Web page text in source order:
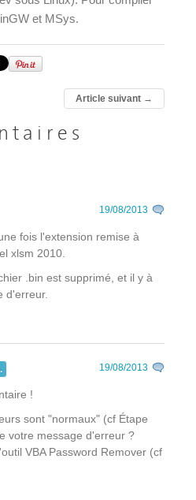
et MSys.
Article suivant→
19/08/2013
fois l'extension remise à
xlsm 2010.
.bin est supprimé, et il y à
d'erreur.
19/08/2013
!
sont "normaux" (cf Étape
votre message d'erreur ?
VBA Password Remover (cf